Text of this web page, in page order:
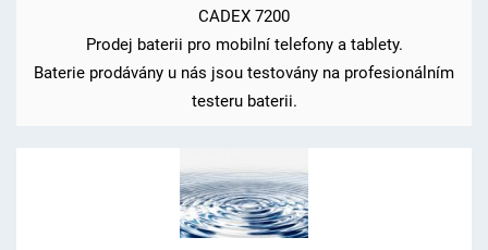
CADEX 7200
Prodej baterii pro mobilní telefony a tablety.
Baterie prodávány u nás jsou testovány na profesionálním
testeru baterii.